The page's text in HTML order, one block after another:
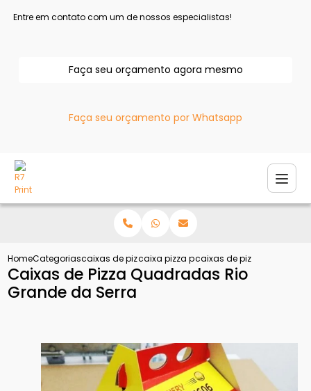
Entre em contato com um de nossos especialistas!
Faça seu orçamento agora mesmo
Faça seu orçamento por Whatsapp
HomeCategoriascaixas de pizzacaixa pizza personalizada
caixas de pizza
Caixas de Pizza Quadradas Rio
Grande da Serra